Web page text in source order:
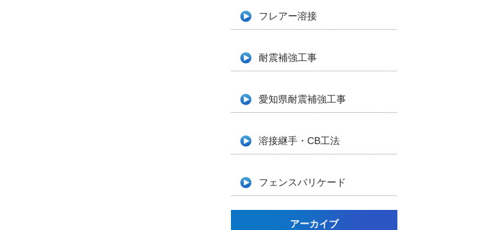
フレアー溶接
耐震補強工事
愛知県耐震補強工事
溶接継手・CB工法
フェンスバリケード
アーカイブ